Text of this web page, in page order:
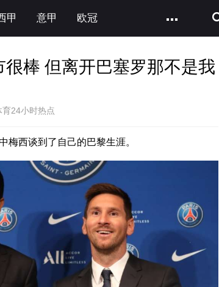
甲 意甲 欧冠
棒 但离开巴塞罗那不是我
24小时热点
梅西谈到了自己的巴黎生涯。